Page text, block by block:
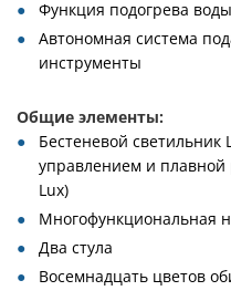
Функция подогрева
Автономная система
инструменты
Общие элементы:
Бестеневой
управлением и плавной
Lux)
Многофункциональная
Два стула
Восемнадцать цветов